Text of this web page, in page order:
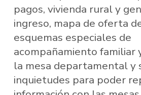
pagos, vivienda rural y
ingreso, mapa de oferta
esquemas especiales de
acompañamiento familiar
la mesa departamental y
inquietudes para poder